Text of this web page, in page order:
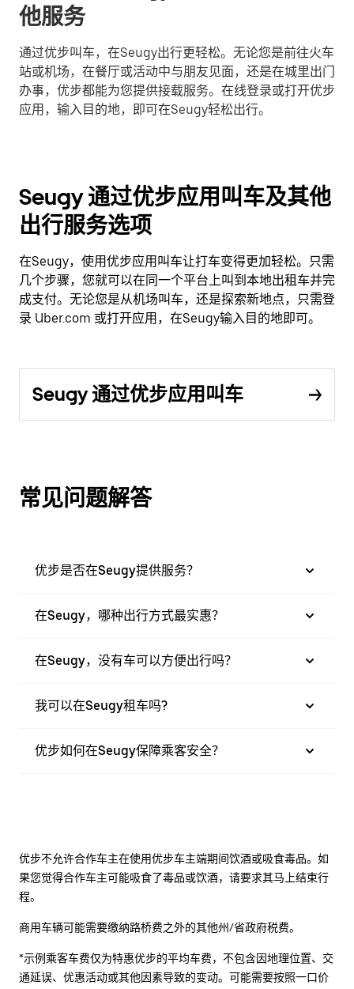
他服务
通过优步叫车，在Seugy出行更轻松。无论您是前往火车
站或机场，在餐厅或活动中与朋友见面，还是在城里出门
办事，优步都能为您提供接载服务。在线登录或打开优步
应用，输入目的地，即可在Seugy轻松出行。
Seugy 通过优步应用叫车及其他
出行服务选项
在Seugy，使用优步应用叫车让打车变得更加轻松。只需
几个步骤，您就可以在同一个平台上叫到本地出租车并完
成支付。无论您是从机场叫车，还是探索新地点，只需登
录 Uber.com 或打开应用，在Seugy输入目的地即可。
Seugy 通过优步应用叫车
常见问题解答
优步是否在Seugy提供服务？
在Seugy，哪种出行方式最实惠？
在Seugy，没有车可以方便出行吗？
我可以在Seugy租车吗?
优步如何在Seugy保障乘客安全？
优步不允许合作车主在使用优步车主端期间饮酒或吸食毒品。如
果您觉得合作车主可能吸食了毒品或饮酒，请要求其马上结束行
程。
商用车辆可能需要缴纳路桥费之外的其他州/省政府税费。
*示例乘客车费仅为特惠优步的平均车费，不包含因地理位置、交
通延误、优惠活动或其他因素导致的变动。可能需要按照一口价